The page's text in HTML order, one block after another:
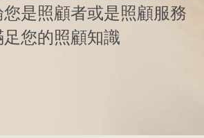
是照顧者或是照顧服務
您的照顧知識